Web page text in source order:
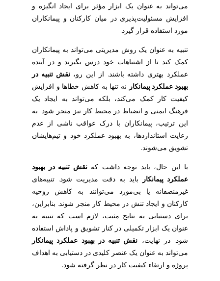
می‌تواند به عنوان یک ابزار مؤثر برای ایجاد انگیزه و
افزایش مسئولیت‌پذیری در میان کارکنان و پیمانکاران
مورد استفاده قرار گیرد.
تنبیه به عنوان یک روش مدیریتی می‌تواند به پیمانکاران
کمک کند تا از اشتباهات خود درس بگیرند و در آینده
عملکرد بهتری داشته باشند. از این رو،نقش تنبیه در
بهبود عملکرد پیمانکار نه تنها به کاهش خطاها و افزایش
کیفیت کار کمک می‌کند، بلکه می‌تواند به ایجاد یک
فرهنگ ایمنی و انضباط در محیط کار نیز منجر شود. به
این ترتیب، پیمانکاران با درک عواقب ناشی از عدم
رعایت استانداردها، به بهبود عملکرد خود و تیم‌هایشان
تشویق می‌شوند.
با این حال، باید توجه داشت کهنقش تنبیه در بهبود
عملکرد پیمانکار
باید به دقت مدیریت شود. تنبیه‌های
غیرمنصفانه یا بی‌مورد می‌توانند به کاهش روحیه
کارکنان و ایجاد تنش در محیط کار منجر شوند. بنابراین،
برای دستیابی به نتایج مثبت، لازم است که تنبیه به
عنوان یک ابزار تکمیلی در کنار تشویق و پاداش استفاده
شود. در نهایت، نقش تنبیه در بهبود عملکرد پیمانکار
می‌تواند به عنوان یک عنصر کلیدی در دستیابی به اهداف
پروژه و ارتقاء کیفیت کار در نظر گرفته شود.